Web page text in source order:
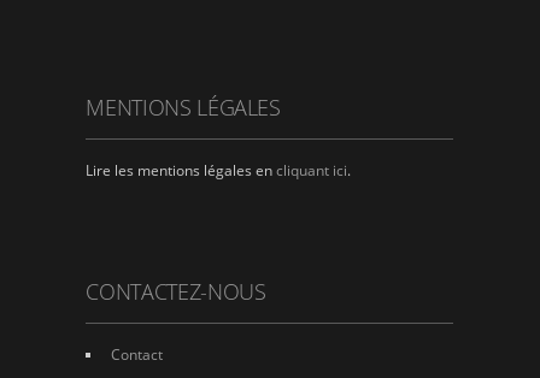
MENTIONS LÉGALES
Lire les mentions légales encliquant ici.
CONTACTEZ-NOUS
Contact